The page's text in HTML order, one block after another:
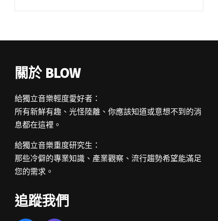
主視覺及部分講者名單後，獲得不少關注。如今
關於 BLOW
給獨立音樂輕度愛好者：
所有新鮮有趣、光怪陸離、你應該知道或意想不到的消
息都在這裡。
給獨立音樂重度研究生：
那些冷僻的專業知識、產業觀察、流行趨勢希望能滿足
您的需求。
追蹤我們